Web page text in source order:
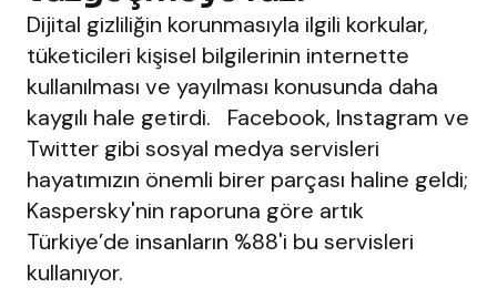
Dijital gizliliğin korunmasıyla ilgili korkular,
tüketicileri kişisel bilgilerinin internette
kullanılması ve yayılması konusunda daha
kaygılı hale getirdi. Facebook, Instagram ve
Twitter gibi sosyal medya servisleri
hayatımızın önemli birer parçası haline geldi;
Kaspersky'nin raporuna göre artık
Türkiye’de insanların %88'i bu servisleri
kullanıyor.